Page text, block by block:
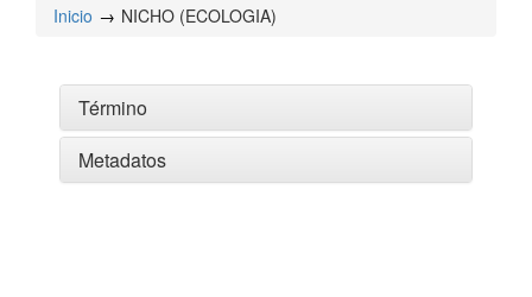
Inicio NICHO (ECOLOGIA)
Término
Metadatos